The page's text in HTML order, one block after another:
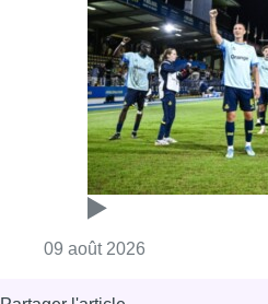
Partager l'article
Facebook
TwitterWhatsApp
Share
17 janvier 2019- 12h04
25 janvier 2019- 16h08
Rénovation
Sécurité
Travaux
tunnel porte de hal